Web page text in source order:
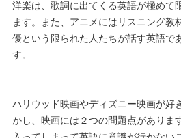
洋楽は、歌詞に出てくる英語が極めて
ます。また、アニメにはリスニング教
優という限られた人たちが話す英語で
す。
ハリウッド映画やディズニー映画が好
かし、映画には２つの問題点がありま